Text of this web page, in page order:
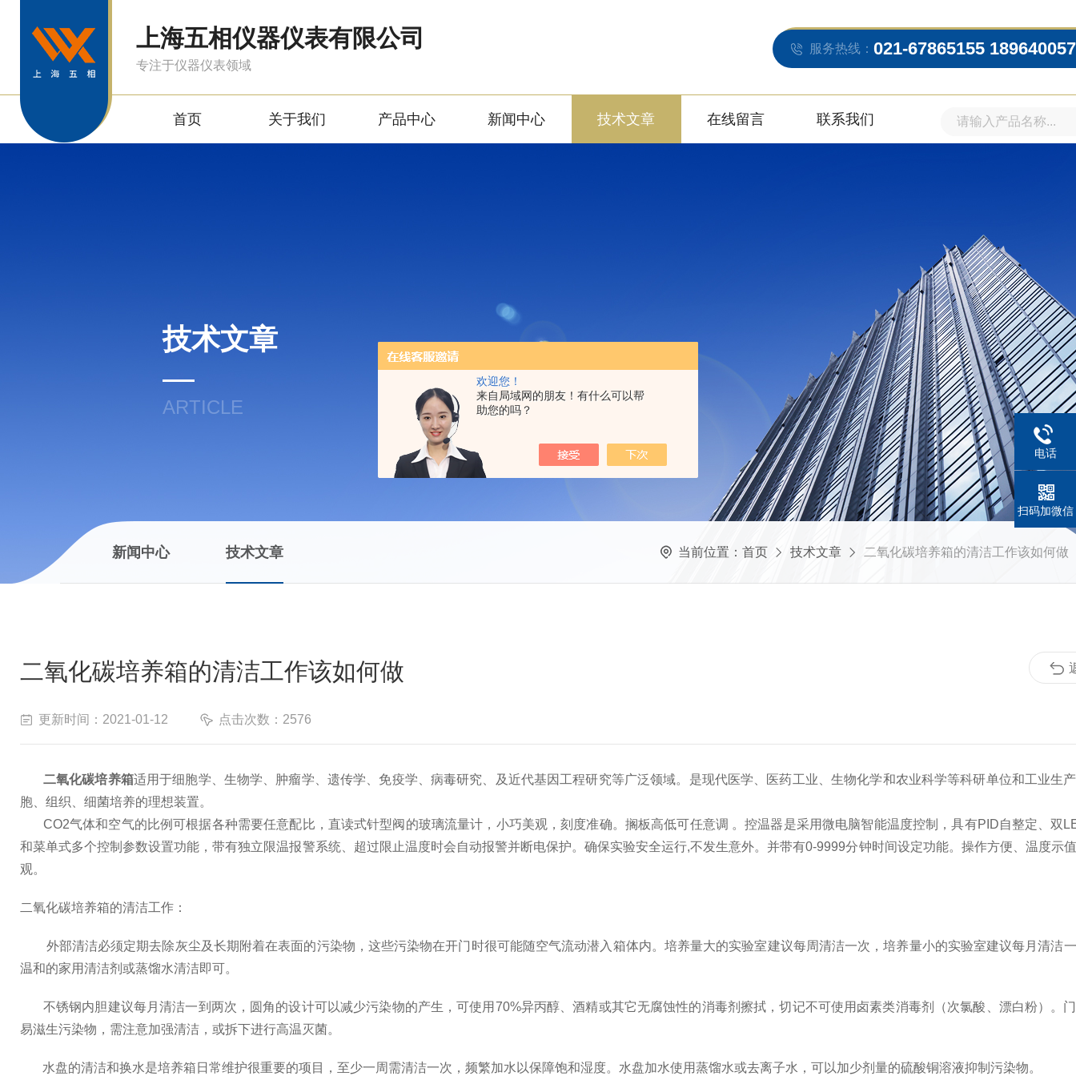
欢迎您！
来自局域网的朋友！有什么可以帮
助您的吗？
上海五相仪器仪表有限公司
专注于仪器仪表领域
服务热线： 021-67865155
首页 关于我们 产品中心 新闻中心 技术文章 在线留言 联系我们
技术文章
ARTICLE
新闻中心 技术文章 当前位置： 首页 技术文章 二氧化碳培养箱的清洁工作该如何做
二氧化碳培养箱的清洁工作该如何做
更新时间：2021-01-12 点击次数：2576
二氧化碳培养箱适用于细胞学、生物学、肿瘤学、遗传学、免疫学、病毒研究、及近代基因工程研究等广泛领域。是现代医学、医药工业、生物化学和农业科学等科研单位和工业生
胞、组织、细菌培养的理想装置。
CO2气体和空气的比例可根据各种需要任意配比，直读式针型阀的玻璃流量计，小巧美观，刻度准确。搁板高低可任意调 。控温器是采用微电脑智能温度控制，具有PID自整定、双
和菜单式多个控制参数设置功能，带有独立限温报警系统、超过限止温度时会自动报警并断电保护。确保实验安全运行,不发生意外。并带有0-9999分钟时间设定功能。操作方便、温度示
观。
二氧化碳培养箱的清洁工作：
外部清洁必须定期去除灰尘及长期附着在表面的污染物，这些污染物在开门时很可能随空气流动潜入箱体内。培养量大的实验室建议每周清洁一次，培养量小的实验室建议每月清洁
温和的家用清洁剂或蒸馏水清洁即可。
不锈钢内胆建议每月清洁一到两次，圆角的设计可以减少污染物的产生，可使用70%异丙醇、酒精或其它无腐蚀性的消毒剂擦拭，切记不可使用卤素类消毒剂（次氯酸、漂白粉）。
易滋生污染物，需注意加强清洁，或拆下进行高温灭菌。
水盘的清洁和换水是培养箱日常维护很重要的项目，至少一周需清洁一次，频繁加水以保障饱和湿度。水盘加水使用蒸馏水或去离子水，可以加少剂量的硫酸铜溶液抑制污染物。
电话
扫码加微信